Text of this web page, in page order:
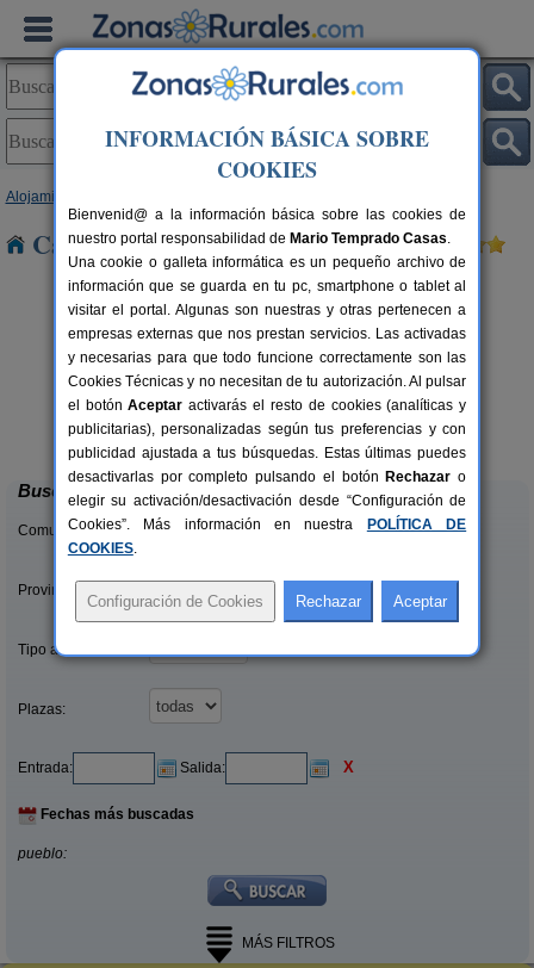
Alojamientos
Casas Rurales cerca de Tamariu
2-6 pers.
desde47 €
Casa Rural La Cabanya
Mata (Girona)
Buscar
Comunidades:
Provincias/Islas:
Tipo alquiler:
Plazas:
Entrada: Salida: X
Fechas más buscadas
pueblo:
MÁS FILTROS
INFORMACIÓN BÁSICA SOBRE
COOKIES
Bienvenid@ a la información básica sobre las cookies de
nuestro portal responsabilidad de Mario Temprado Casas.
Una cookie o galleta informática es un pequeño archivo de
información que se guarda en tu pc, smartphone o tablet al
visitar el portal. Algunas son nuestras y otras pertenecen a
empresas externas que nos prestan servicios. Las activadas
y necesarias para que todo funcione correctamente son las
Cookies Técnicas y no necesitan de tu autorización. Al pulsar
el botónAceptar activarás el resto de cookies (analíticas y
publicitarias), personalizadas según tus preferencias y con
publicidad ajustada a tus búsquedas. Estas últimas puedes
desactivarlas por completo pulsando el botón Rechazar o
elegir su activación/desactivación desde “Configuración de
Cookies”. Más información en nuestra
POLÍTICA DE
COOKIES.